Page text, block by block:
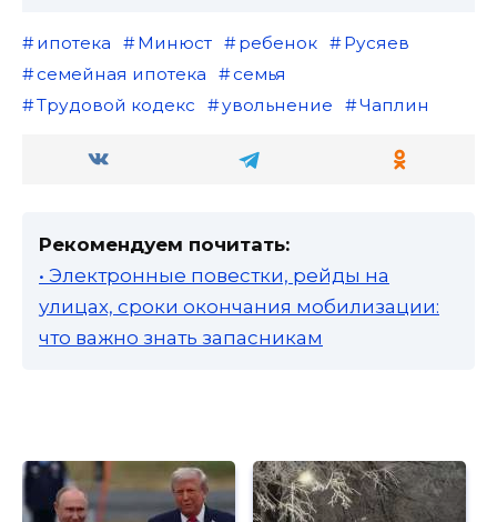
ипотека Минюст ребенок
Русяев
семейная ипотека
семья
Трудовой кодекс
увольнение Чаплин
Рекомендуем почитать:
• Электронные повестки, рейды на
улицах, сроки окончания мобилизации:
что важно знать запасникам